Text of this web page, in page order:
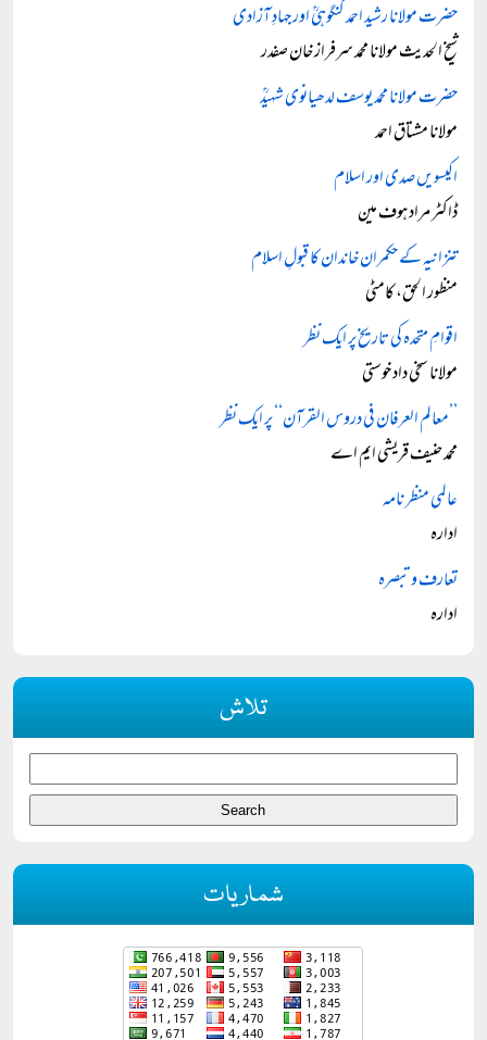
حضرت مولانا رشید احمد گنگوہیؒ اور جہادِ آزادی
شیخ الحدیث مولانا محمد سرفراز خان صفدر
حضرت مولانا محمد یوسف لدھیانوی شہیدؒ
مولانا مشتاق احمد
اکیسویں صدی اور اسلام
ڈاکٹر مراد ہوف مین
تنزانیہ کے حکمران خاندان کا قبولِ اسلام
منظور الحق، کامٹی
اقوامِ متحدہ کی تاریخ پر ایک نظر
مولانا سخی داد خوستی
’’معالم العرفان فی دروس القرآن‘‘ پر ایک نظر
محمد حنیف قریشی ایم اے
عالمی منظر نامہ
ادارہ
تعارف و تبصرہ
ادارہ
تلاش
شماریات